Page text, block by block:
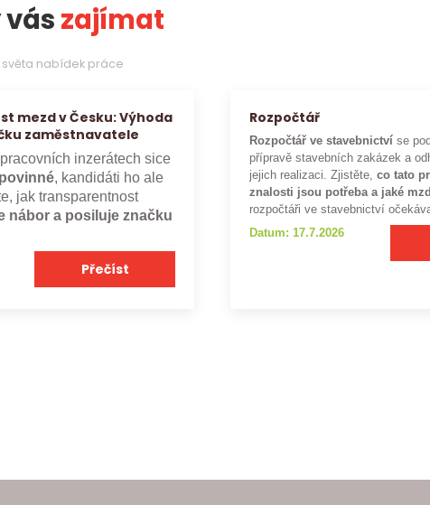
vászajímat
světa nabídek práce
mezd v Česku: Výhoda
zaměstnavatele
inzerátech sice
, kandidáti ho ale
jak transparentnost
nábor a posiluje značku
Přečíst
Rozpočtář
Rozpočtář ve stavebnictví se
přípravě stavebních zakázek a
jejich realizaci. Zjistěte,co tato
znalosti jsou potřeba a jaké
rozpočtáři ve stavebnictví
Datum: 17.7.2026